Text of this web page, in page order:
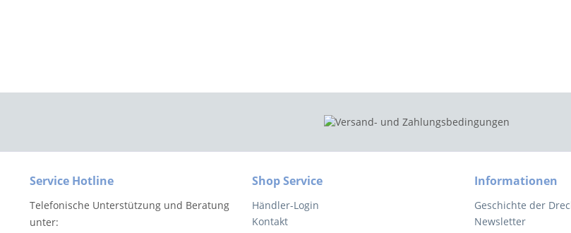
Service Hotline
Telefonische Unterstützung und Beratung
unter:
Shop Service
Händler-Login
Kontakt
Informationen
Geschichte der
Newsletter